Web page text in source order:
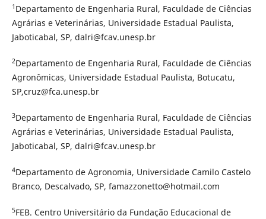
1 Departamento de Engenharia Rural, Faculdade de Ciências
Agrárias e Veterinárias, Universidade Estadual Paulista,
Jaboticabal, SP, dalri@fcav.unesp.br
2Departamento de Engenharia Rural, Faculdade de Ciências
Agronômicas, Universidade Estadual Paulista, Botucatu,
SP,cruz@fca.unesp.br
3Departamento de Engenharia Rural, Faculdade de Ciências
Agrárias e Veterinárias, Universidade Estadual Paulista,
Jaboticabal, SP, dalri@fcav.unesp.br
4Departamento de Agronomia, Universidade Camilo Castelo
Branco, Descalvado, SP, famazzonetto@hotmail.com
5FEB. Centro Universitário da Fundação Educacional de